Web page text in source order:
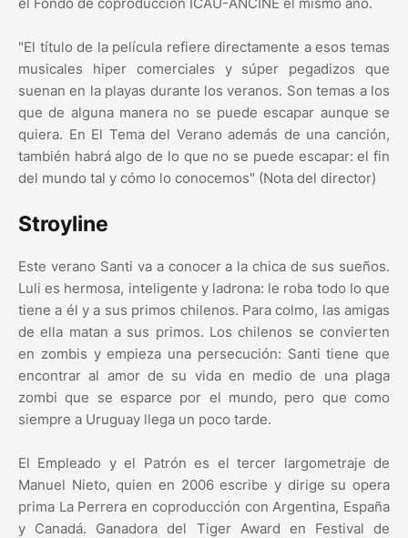
"El título de la película refiere directamente a esos temas
musicales hiper comerciales y súper pegadizos que
suenan en la playas durante los veranos. Son temas a los
que de alguna manera no se puede escapar aunque se
quiera. En El Tema del Verano además de una canción,
también habrá algo de lo que no se puede escapar: el fin
del mundo tal y cómo lo conocemos" (Nota del director)
Stroyline
Este verano Santi va a conocer a la chica de sus sueños.
Luli es hermosa, inteligente y ladrona: le roba todo lo que
tiene a él y a sus primos chilenos. Para colmo, las amigas
de ella matan a sus primos. Los chilenos se convierten
en zombis y empieza una persecución: Santi tiene que
encontrar al amor de su vida en medio de una plaga
zombi que se esparce por el mundo, pero que como
siempre a Uruguay llega un poco tarde.
El Empleado y el Patrón es el tercer largometraje de
Manuel Nieto, quien en 2006 escribe y dirige su opera
prima La Perrera en coproducción con Argentina, España
y Canadá. Ganadora del Tiger Award en Festival de